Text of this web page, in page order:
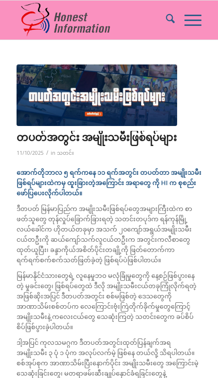
တပတ်အတွင်း အမျိုးသမီးဖြစ်ရပ်များ
11/10/2025 / in သတင်း
အောက်တိုဘာလ ၅ ရက်ကနေ ၁၁ ရက်အတွင်း တပတ်တာ အမျိုးသမီး
ဖြစ်ရပ်များထဲကမှ ထူးခြားတဲ့အကြောင်း အရာတွေ ကို HI က စုစည်း
ဖော်ပြပေးလိုက်ပါတယ်။
ဒီတပတ် မြန်မာပြည်က အမျိုးသမီးဖြစ်ရပ်တွေအများကြီးထဲက စာ
ဖတ်သူတွေ တုန်လှုပ်ခြောက်ခြားရတဲ့ သတင်းတပုဒ်က ရန်ကုန်မြို့
လယ်ခေါင်က ဟိုတယ်တခုမှာ အသက် ၂၀ကျော်အရွယ်အမျိုးသမီး
ငယ်တဦးကို ဆယ်ကျော်သက်လူငယ်တဦးက အတွင်းကလီစာတွေ
ထုတ်ယူပြီး၊ ခန္ဒာကိုယ်အစိတ်ပိုင်းတချို့ကို ဖြတ်တောက်ကာ
ရက်ရက်စက်စက်သတ်ဖြတ်ခဲ့တဲ့ ဖြစ်ရပ်ပဲဖြစ်ပါတယ်။
မြန်မာနိုင်ငံသားတွေရဲ့ လူနေမှုဘဝ မလုံခြုံမှုတွေကို နေ့စဉ်ဖြစ်ပွားနေ
တဲ့ မှုခင်းတွေ၊ ဖြစ်ရပ်တွေထဲ ဒီလို အမျိုးသမီးငယ်တခုကြုံလိုက်ရတဲ့
အဖြစ်ဆိုးအပြင် ဒီတပတ်အတွင်း စစ်မဖြစ်တဲ့ ဒေသတွေကို
အာဏာသိမ်းစစ်တပ်က လေကြောင်းဗုံးကြဲတိုက်ခိုက်မှုတွေကြောင့်
အမျိုးသမီးနဲ့ ကလေးငယ်တွေ သေဆုံးကြတဲ့ သတင်းတွေက ခပ်စိပ်
စိပ်ဖြစ်ပွားခဲ့ပါတယ်။
ဒါ့အပြင် ကုလသမဂ္ဂက ဒီတပတ်အတွင်းထုတ်ပြန်ချက်အရ
အမျိုးသမီး ၃ ပုံ ၁ ပုံက အလုပ်လက်မဲ့ ဖြစ်နေ တယ်လို့ သိရပါတယ်။
စစ်အုပ်စုက အာဏာသိမ်းပြီးနောက်ပိုင်း အမျိုးသမီးတွေ အကြောင်းမဲ့
သေဆုံးခြင်းတွေ၊ မတရာဖမ်းဆီးချုပ်နှောင်ခံရခြင်းတွေနဲ့